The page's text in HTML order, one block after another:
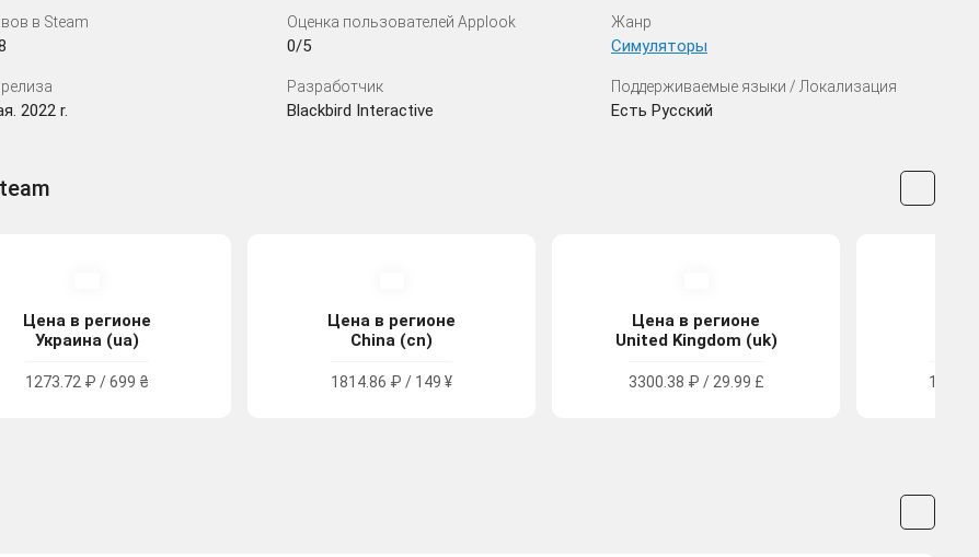
в Steam Оценка пользователей Applook
0/5
Жанр
Симуляторы
2022 r.
Разработчик
Blackbird Interactive
Поддерживаемые языки / Локализация
Есть Русский
Цена в регионе
Украина (ua)
1273.72 ₽ / 699 ₴
Цена в регионе
China (cn)
1814.86 ₽ / 149 ¥
Цена в регионе
United Kingdom (uk)
3300.38 ₽ / 29.99 £